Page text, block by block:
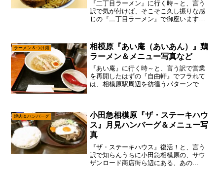
『二丁目ラーメン』に行く時～と、言う
訳で気が付けば、そこそこ久し振りな感
じの『二丁目ラーメン』で御座います。
本で映画でも観てから『二丁目ラーメ
ン』に行こうかなと。ちなみ...
ラーメン＆つけ麺
相模原『あい庵（あいあん）』鶏
ラーメン＆メニュー写真など
『あい庵』に行く時～と、言う訳で営業
を再開したはずの『自由軒』でフラれて
は、相模原駅周辺を彷徨うパターンで御
ら、ナンボでもフォローは出...
焼肉＆ハンバーグ
小田急相模原『ザ・ステーキハウ
ス』月見ハンバーグ＆メニュー写
真
『ザ・ステーキハウス』復活！と、言う
訳で知らんうちに小田急相模原の、サウ
ザンロード商店街ら辺にある、あの